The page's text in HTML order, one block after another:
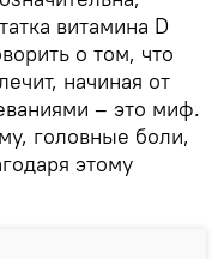
витамина D
о том, что
начиная от
– это миф.
головные боли,
этому